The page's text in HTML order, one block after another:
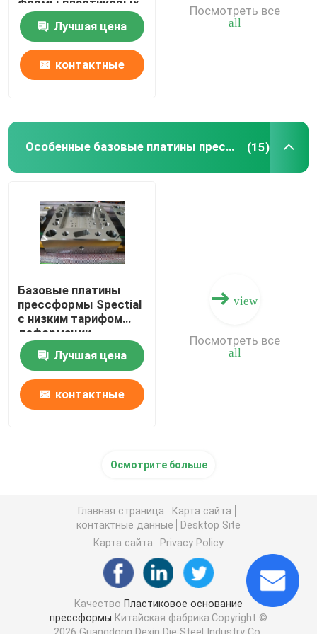
Части инжекционного метода литья
Пластиковые части прессформы
Сталь основания прессформы
Основное вещество прессформы
формы пластиковых
частей прессформы
стандартный
Лучшая цена
контактные
all
Посмотреть все
Особенные базовые платины прессформы (15)
Базовые платины
прессформы Spectial
с низким тарифом
деформации
Лучшая цена
контактные
view
all
Посмотреть все
Осмотрите больше
Главная страница
Карта сайта
контактные данные
Desktop Site
Карта сайта
Privacy Policy
Качество Пластиковое основание
прессформы Китайская фабрика.Copyright ©